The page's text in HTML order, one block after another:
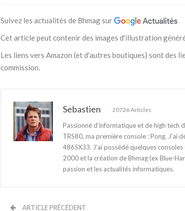
Suivez les actualités de Bhmag sur
Cet article peut contenir des images d'illustration
Les liens vers Amazon (et d'autres boutiques) sont des
commission.
Sebastien 20726 Articles
Passionné d'informatique et de high tech
TRS80, ma première console : Pong. J'ai
486SX33. J'ai possédé quelques consoles
2000 et la création de Bhmag (ex Blue-
passion et les actualités informatiques.
ARTICLE PRÉCÉDENT